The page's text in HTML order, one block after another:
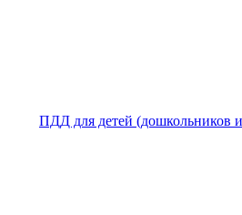
ПДД для детей (дошкольников